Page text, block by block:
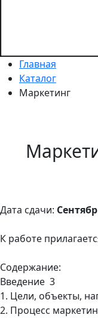
Главная
Каталог
Маркетинг
Дата сдачи:
К работе
Содержание:
Введение 3
1. Цели, объекты,
2. Процесс